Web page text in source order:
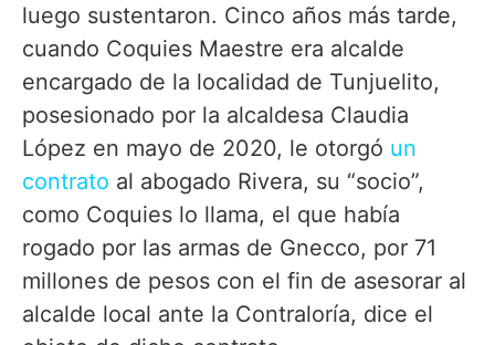
luego sustentaron. Cinco años más tarde,
cuando Coquies Maestre era alcalde
encargado de la localidad de Tunjuelito,
posesionado por la alcaldesa Claudia
López en mayo de 2020, le otorgó un
contrato al abogado Rivera, su “socio”,
como Coquies lo llama, el que había
rogado por las armas de Gnecco, por 71
millones de pesos con el fin de asesorar al
alcalde local ante la Contraloría, dice el